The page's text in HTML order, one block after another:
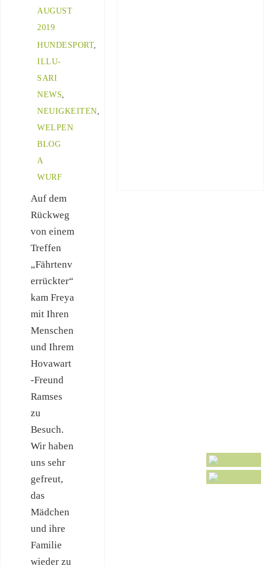
AUGUST
2019
HUNDESPORT,
ILLU-
SARI
NEWS
NEUIGKEITEN
WELPEN
BLOG
A
WURF
Auf dem
Rückweg
von einem
Treffen
„Fährtenv
errückter“
kam Freya
mit Ihren
Menschen
und Ihrem
Hovawart
-Freund
Ramses
zu
Besuch.
Wir haben
uns sehr
gefreut,
das
Mädchen
und ihre
Familie
wieder zu